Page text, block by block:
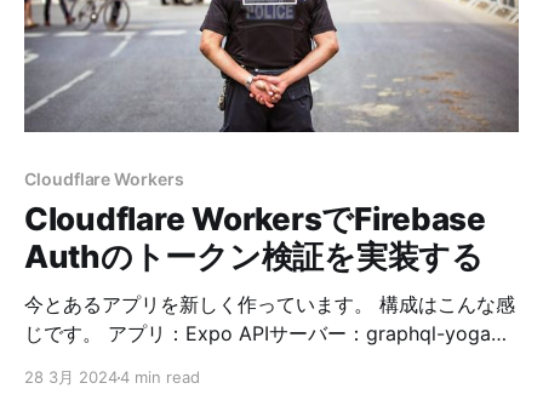
で確認するのは良いんですが、一度表示されると毎回消
す必要があり手間でした。 ということで、Macアプリを
作ることにしました。 なんですが、Macアプリは作った
ことがないですし、Swiftも全然分からんので生成AIに全
乗っかりすることにしました。 そうだ生成AIでMacアプ
Perplexityから使いました。 アプリは2種類作ることに
しました。
Cloudflare Workers
Cloudflare WorkersでFirebase
Authのトークン検証を実装する
今とあるアプリを新しく作っています。 構成はこんな感
じです。 アプリ：Expo APIサーバー：graphql-yoga
DB：Neon このとき、APIをフルオープンにすると問題
28 3月 20244 min read